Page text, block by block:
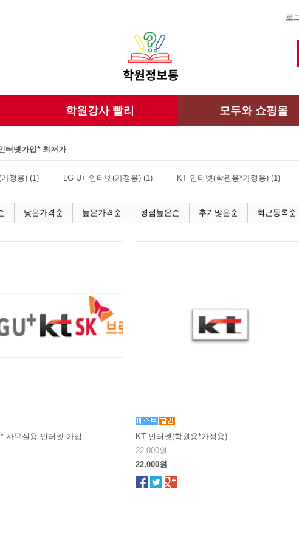
로
학원강사 빨리 모두와 쇼핑몰
터넷가입* 최저가
정용) (1) LG U+ 인터넷(가정용) (1) KT 인터넷(학원용*가정용) (1)
낮은가격순 높은가격순 평점높은순 후기많은순 최근등록순
사무실용 인터넷 가입
KT 인터넷(학원용*가정용)
22,000원
22,000원